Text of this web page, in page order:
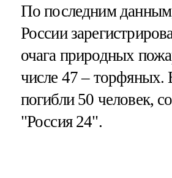
По последним
России
очага природных
числе 47 – торфяных.
погибли 50 человек,
"Россия 24".